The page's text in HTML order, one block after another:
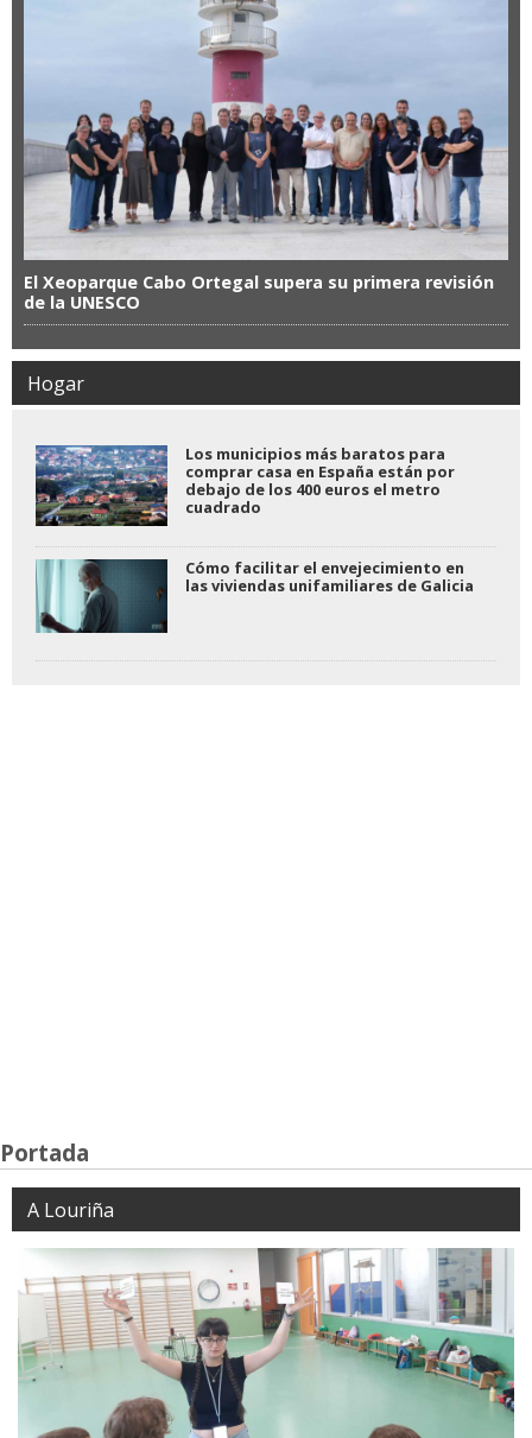
El Xeoparque Cabo Ortegal supera su primera revisión
de la UNESCO
Hogar
Los municipios más baratos para
comprar casa en España están por
debajo de los 400 euros el metro
cuadrado
Cómo facilitar el envejecimiento en
las viviendas unifamiliares de Galicia
Portada
A Louriña